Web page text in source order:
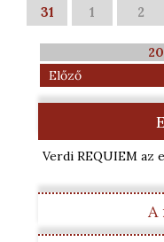
31
1 2
Előző
Verdi REQUIEM az
A